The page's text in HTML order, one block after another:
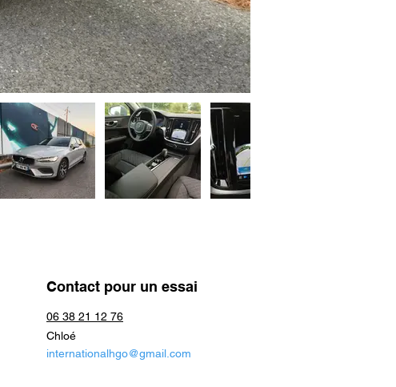
Chloé
Contact pour un essai
06 38 21 12 76
internationalhgo@gmail.com